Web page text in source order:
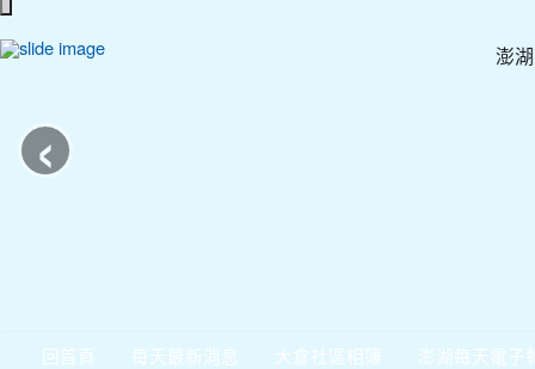
澎
‹
回首頁 每天最新消息 大倉社區相簿 澎湖每天電子